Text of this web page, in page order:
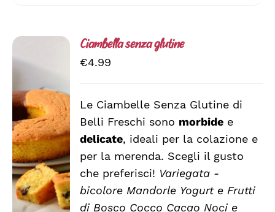
SCEGLI
QUESTO
PRODOTTO
HA
PIÙ
VARIANTI.
LE
/
DETTAGLI
Ciambella senza glutine
€4.99
Le Ciambelle Senza Glutine di
Belli Freschi sono morbide e
delicate, ideali per la colazione e
per la merenda. Scegli il gusto
che preferisci! Variegata -
bicolore Mandorle Yogurt e Frutti
di Bosco Cocco Cacao Noci e